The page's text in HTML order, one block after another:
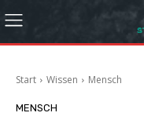
Start Wissen Mensch
MENSCH